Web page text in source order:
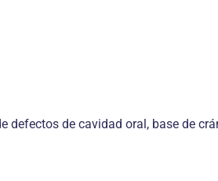
de cavidad oral, base de